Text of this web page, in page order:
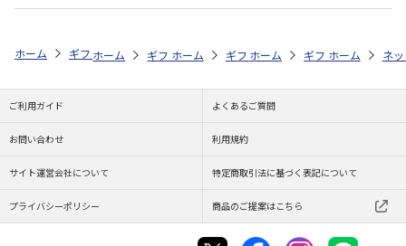
ホーム ギフトストア お中元・夏ギフト特集 2026 おつまみ・お惣菜
ホーム ギフトストア お中元・夏ギフト特集 2026
ホーム ギフトストア お中元・夏ギフト
ホーム ギフトストア お
ホーム ネ
ご利用ガイド よくあるご質問
お問い合わせ 利用規約
サイト運営会社について 特定商取引法に基づく表記について
プライバシーポリシー 商品のご提案はこちら